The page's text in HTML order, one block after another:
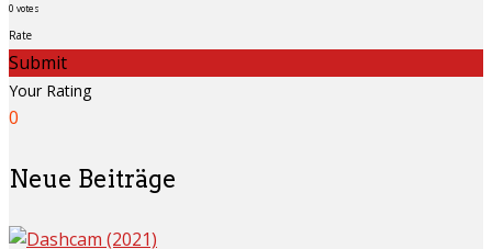
0 votes
Rate
Submit
Your Rating
0
Neue Beiträge